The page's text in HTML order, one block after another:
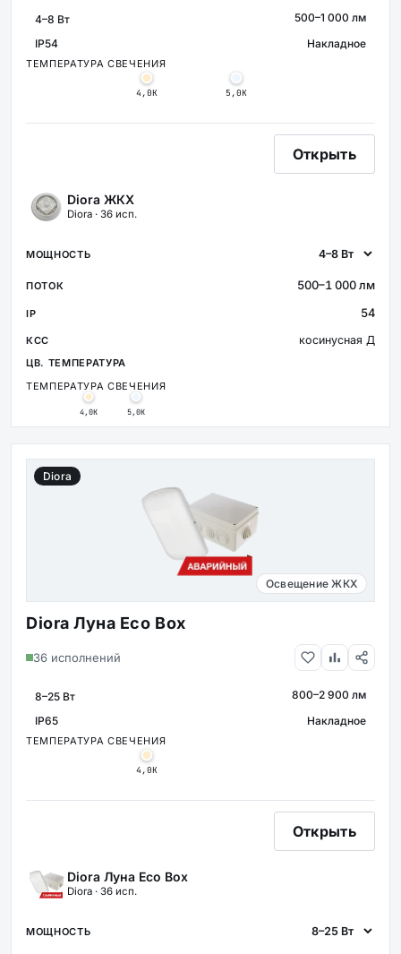
МОЩНОСТЬ СВЕТОВОЙ ПОТОК
500–1 000 лм
ЗАЩИТА
IP54 Накладное
ТЕМПЕРАТУРА СВЕЧЕНИЯ
4,0К 5,0К
Открыть
Diora ЖКХ
Diora · 36 исп.
500–1 000 лм
54
косинусная Д
ТЕМПЕРАТУРА СВЕЧЕНИЯ
4,0К 5,0К
Diora
Освещение ЖКХ
Diora Луна Eco Box
36 исполнений
МОЩНОСТЬ СВЕТОВОЙ ПОТОК
800–2 900 лм
ЗАЩИТА
IP65 Накладное
ТЕМПЕРАТУРА СВЕЧЕНИЯ
4,0К
Открыть
Diora Луна Eco Box
Diora · 36 исп.